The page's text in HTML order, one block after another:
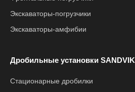
Экскаваторы-погрузчики
Экскаваторы-амфибии
Дробильные установки SANDVIK
Стационарные дробилки